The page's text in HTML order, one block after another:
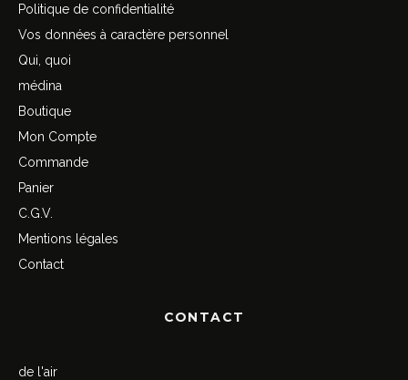
Politique de confidentialité
Vos données à caractère personnel
Qui, quoi
médina
Boutique
Mon Compte
Commande
Panier
C.G.V.
Mentions légales
Contact
CONTACT
de l'air